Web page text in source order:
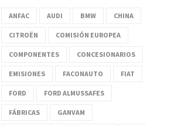
ANFAC AUDI BMW CHINA
CITROËN COMISIÓN EUROPEA
COMPONENTES CONCESIONARIOS
EMISIONES FACONAUTO FIAT
FORD FORD ALMUSSAFES
FÁBRICAS GANVAM